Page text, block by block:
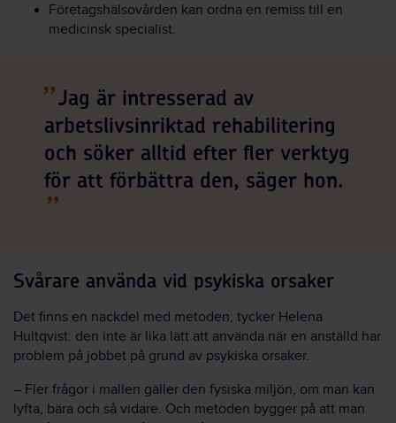
Företagshälsovården kan ordna en remiss till en
medicinsk specialist.
Jag är intresserad av
arbetslivsinriktad rehabilitering
och söker alltid efter fler verktyg
för att förbättra den, säger hon.
Svårare använda vid psykiska orsaker
Det finns en nackdel med metoden, tycker Helena
Hultqvist: den inte är lika lätt att använda när en anställd har
problem på jobbet på grund av psykiska orsaker.
– Fler frågor i mallen gäller den fysiska miljön, om man kan
lyfta, bära och så vidare. Och metoden bygger på att man